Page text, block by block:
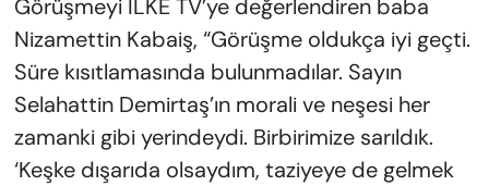
Görüşmeyi İLKE TV’ye değerlendiren baba
Nizamettin Kabaiş, “Görüşme oldukça iyi geçti.
Süre kısıtlamasında bulunmadılar. Sayın
Selahattin Demirtaş’ın morali ve neşesi her
zamanki gibi yerindeydi. Birbirimize sarıldık.
‘Keşke dışarıda olsaydım, taziyeye de gelmek